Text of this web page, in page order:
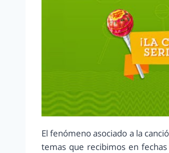
El fenómeno asociado a la
temas que recibimos en